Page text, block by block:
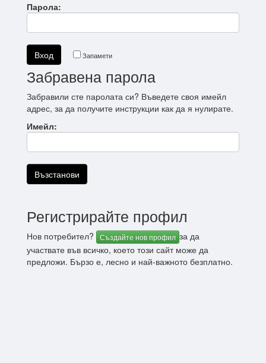
Парола:
Запамети
Забравена парола
Забравили сте паролата си? Въведете своя имейл
адрес, за да получите инструкции как да я нулирате.
Имейл:
Регистрирайте профил
Нов потребител? Създайте нов профил за да
участвате във всичко, което този сайт може да
предложи. Бързо е, лесно и най-важното безплатно.